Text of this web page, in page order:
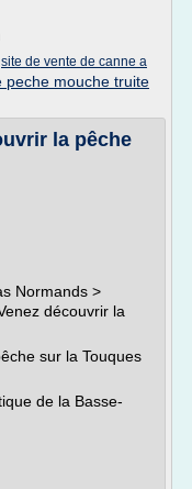
site de vente de canne a
peche mouche truite
la pêche
Normands >
découvrir la
sur la Touques
de la Basse-